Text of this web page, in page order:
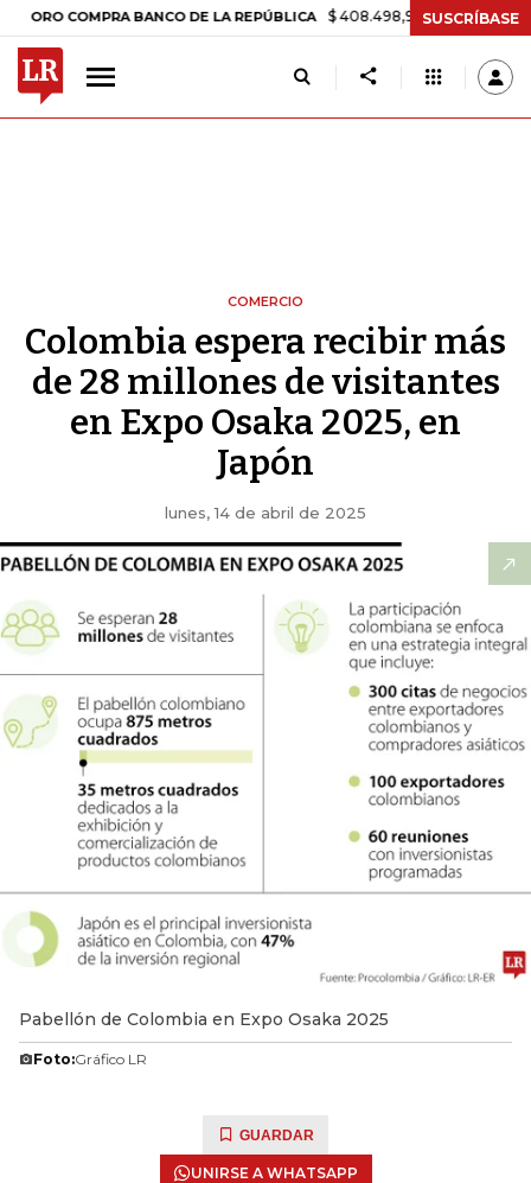
COMPRA BANCO DE LA REPÚBLICA $ 408.498,97 +$ 8.753,81 +2,19%
SUSCRÍBASE
COMERCIO
Colombia espera recibir más
de 28 millones de visitantes
en Expo Osaka 2025, en
Japón
lunes, 14 de abril de 2025
Pabellón de Colombia en Expo Osaka 2025
Foto:Gráfico LR
GUARDAR
UNIRSE A WHATSAPP